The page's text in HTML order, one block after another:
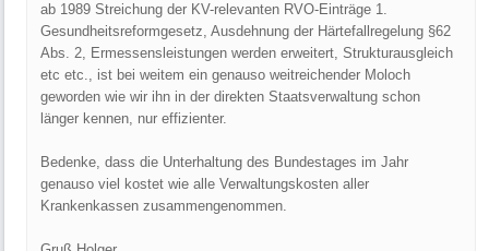
ab 1989 Streichung der KV-relevanten RVO-Einträge 1.
Gesundheitsreformgesetz, Ausdehnung der Härtefallregelung §62
Abs. 2, Ermessensleistungen werden erweitert, Strukturausgleich
etc etc., ist bei weitem ein genauso weitreichender Moloch
geworden wie wir ihn in der direkten Staatsverwaltung schon
länger kennen, nur effizienter.
Bedenke, dass die Unterhaltung des Bundestages im Jahr
genauso viel kostet wie alle Verwaltungskosten aller
Krankenkassen zusammengenommen.